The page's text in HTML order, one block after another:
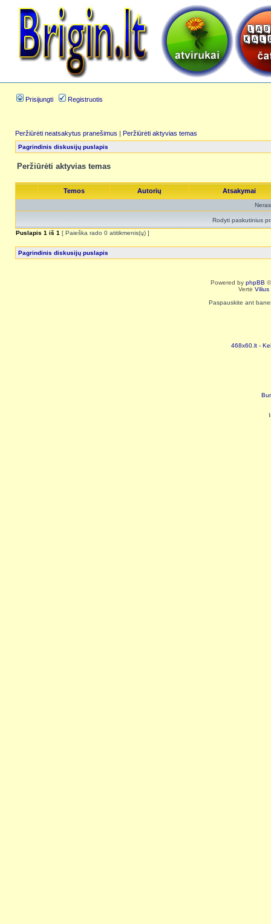
Prisijungti Registruotis
Peržiūrėti neatsakytus pranešimus | Peržiūrėti aktyvias temas
Pagrindinis diskusijų puslapis
Peržiūrėti aktyvias temas
Temos Autorių Atsakymai
Rodyti paskutinius
Puslapis 1 iš 1 [ Paieška rado 0 atitikmenis(ų) ]
Pagrindinis diskusijų puslapis
Powered by phpBB
Vertė Vilius
Paspauskite ant
468x60.lt -